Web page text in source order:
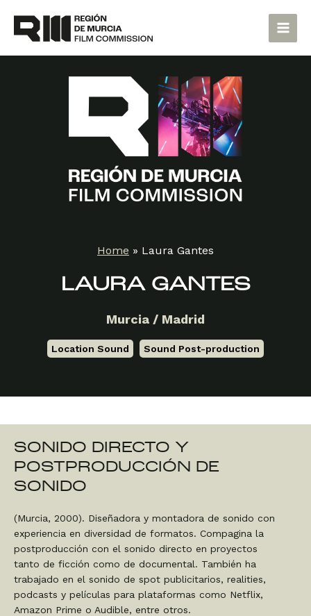
content
Main
Home » Laura Gantes
LAURA GANTES
Murcia / Madrid
Location Sound Sound Post-production
SONIDO DIRECTO Y
POSTPRODUCCIÓN DE
SONIDO
(Murcia, 2000). Diseñadora y montadora de sonido con
experiencia en diversidad de formatos. Compagina la
postproducción con el sonido directo en proyectos
tanto de ficción como de documental. También ha
trabajado en el sonido de spot publicitarios, realities,
podcasts y películas para plataformas como Netflix,
Amazon Prime o Audible, entre otros.